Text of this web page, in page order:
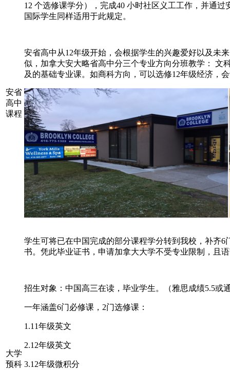
安省
高中
课程
12 个选修课学分），完成40 小时社区义工工作，并通
国际学生同样适用于此规定。
安省高中从12年级开始，会根据学生的兴趣爱好以及未
似，加拿大安大略省高中分三个专业方向分班教学： 文
及的基础专业课。如商科方向，可以选修12年级经济，
大学
预科
学生可将已在中国完成的部分课程学分转到我校，补齐
书。凭此毕业证书，申请加拿大大学不受专业限制，且
招生对象：中国高三在读，毕业学生。（雅思成绩5.5或
一年涵盖6门必修课，2门选修课：
1.11年级英文
2.12年级英文
3.12年级微积分